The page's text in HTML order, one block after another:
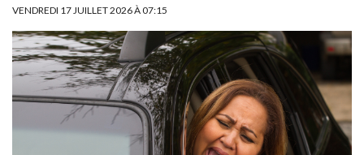
VENDREDI 17 JUILLET 2026 À 07:15